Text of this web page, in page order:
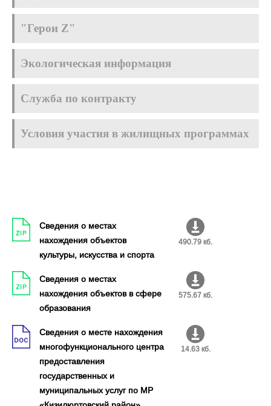
"Герои Z"
Экологическая информация
Служба по контракту
Условия участия в жилищных программах
Сведения о местах
нахождения объектов
культуры, искусства и спорта
490.79 кб.
Сведения о местах
нахождения объектов в сфере
образования
575.67 кб.
Сведения о месте нахождения
многофункционального центра
предоставления
государственных и
муниципальных услуг по МР
14.63 кб.